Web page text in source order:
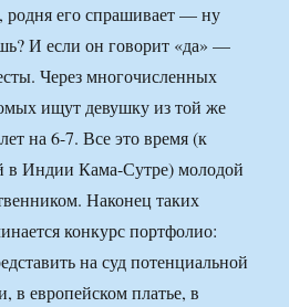
родня его спрашивает — ну
И если он говорит «да» —
Через многочисленных
ищут девушку из той же
на 6-7. Все это время (к
в Индии Кама-Сутре) молодой
Наконец таких
конкурс портфолио:
на суд потенциальной
в европейском платье, в